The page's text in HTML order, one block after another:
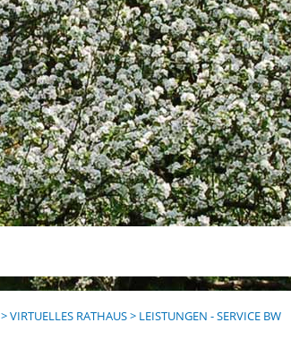
>VIRTUELLES RATHAUS> LEISTUNGEN - SERVICE BW